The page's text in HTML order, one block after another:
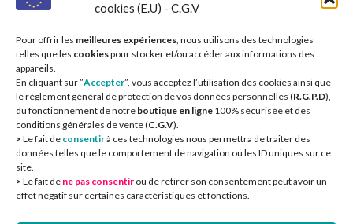
cookies (E.U) - C.G.V
Pour offrir les meilleures expériences, nous utilisons des technologies
telles que les cookiespour stocker et/ou accéder aux informations des
appareils.
En cliquant sur ”Accepter”, vous acceptez l’utilisation des cookies ainsi que
le règlement général de protection de vos données personnelles (R.G.P.D),
du fonctionnement de notre boutique en ligne 100% sécurisée et des
conditions générales de vente (C.G.V).
> Le fait de consentirà ces technologies nous permettra de traiter des
données telles que le comportement de navigation ou les ID uniques sur ce
site.
> Le fait de ne pas consentir ou de retirer son consentement peut avoir un
effet négatif sur certaines caractéristiques et fonctions.
Nos